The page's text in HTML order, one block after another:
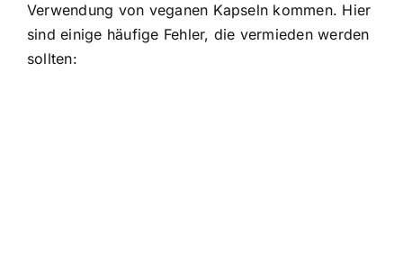
Verwendung von veganen Kapseln kommen. Hier
sind einige häufige Fehler, die vermieden werden
sollten: